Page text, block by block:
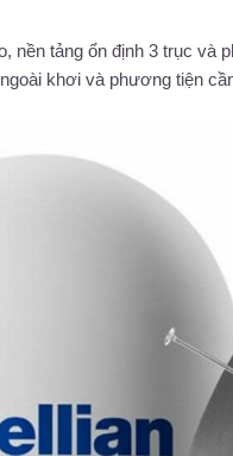
nền tảng ổn định 3 trục và
khơi và phương tiện